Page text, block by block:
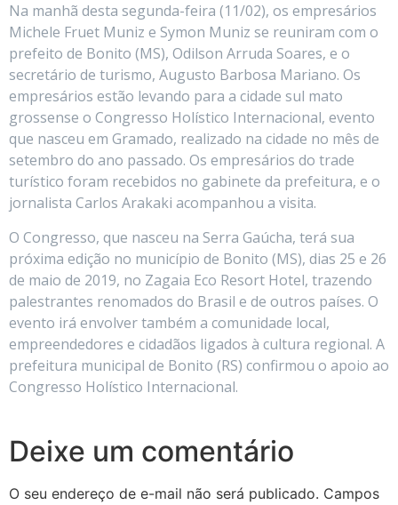
Na manhã desta segunda-feira (11/02), os empresários
Michele Fruet Muniz e Symon Muniz se reuniram com o
prefeito de Bonito (MS), Odilson Arruda Soares, e o
secretário de turismo, Augusto Barbosa Mariano. Os
empresários estão levando para a cidade sul mato
grossense o Congresso Holístico Internacional, evento
que nasceu em Gramado, realizado na cidade no mês de
setembro do ano passado. Os empresários do trade
turístico foram recebidos no gabinete da prefeitura, e o
jornalista Carlos Arakaki acompanhou a visita.
O Congresso, que nasceu na Serra Gaúcha, terá sua
próxima edição no município de Bonito (MS), dias 25 e 26
de maio de 2019, no Zagaia Eco Resort Hotel, trazendo
palestrantes renomados do Brasil e de outros países. O
evento irá envolver também a comunidade local,
empreendedores e cidadãos ligados à cultura regional. A
prefeitura municipal de Bonito (RS) confirmou o apoio ao
Congresso Holístico Internacional.
Deixe um comentário
O seu endereço de e-mail não será publicado. Campos